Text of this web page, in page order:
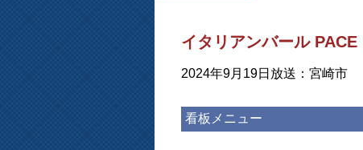
イタリアンバール PACE
2024年9月19日放送：宮崎市
看板メニュー